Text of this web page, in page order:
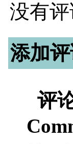
没有评
添加
评